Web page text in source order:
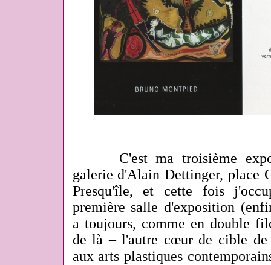
C'est ma troisième
galerie d'Alain Dettinger, place
Presqu'île, et cette fois
première salle d'exposition
a toujours, comme en double
de là – l'autre cœur de cible de
aux arts plastiques